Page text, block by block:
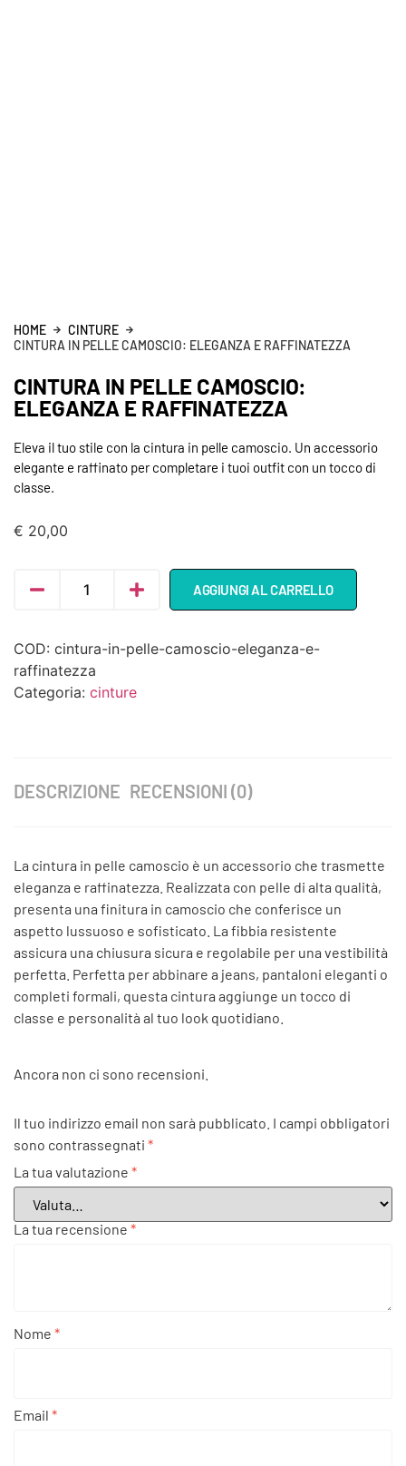
HOME
CINTURE
CINTURA IN PELLE CAMOSCIO: ELEGANZA E RAFFINATEZZA
CINTURA IN PELLE CAMOSCIO:
ELEGANZA E RAFFINATEZZA
Eleva il tuo stile con la cintura in pelle camoscio. Un accessorio
elegante e raffinato per completare i tuoi outfit con un tocco di
classe.
€ 20,00
AGGIUNGI AL CARRELLO
COD: cintura-in-pelle-camoscio-eleganza-e-
raffinatezza
Categoria: cinture
DESCRIZIONE RECENSIONI (0)
La cintura in pelle camoscio è un accessorio che trasmette
eleganza e raffinatezza. Realizzata con pelle di alta qualità,
presenta una finitura in camoscio che conferisce un
aspetto lussuoso e sofisticato. La fibbia resistente
assicura una chiusura sicura e regolabile per una vestibilità
perfetta. Perfetta per abbinare a jeans, pantaloni eleganti o
completi formali, questa cintura aggiunge un tocco di
classe e personalità al tuo look quotidiano.
Ancora non ci sono recensioni.
Il tuo indirizzo email non sarà pubblicato. I campi obbligatori
sono contrassegnati *
La tua valutazione *
La tua recensione *
Nome *
Email *